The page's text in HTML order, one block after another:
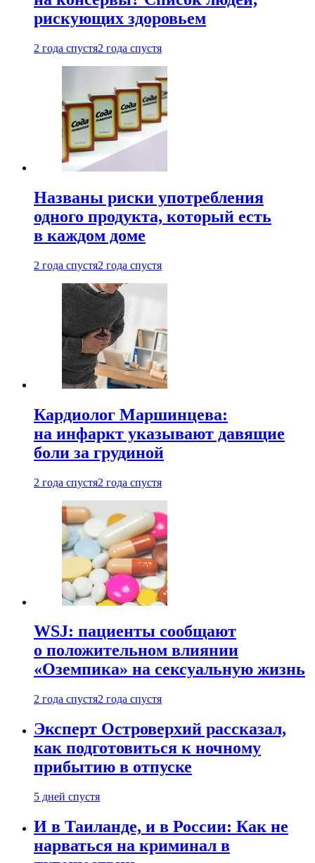
рискующих здоровьем
2 года спустя2 года спустя
Названы риски употребления
одного продукта, который есть
в каждом доме
2 года спустя2 года спустя
Кардиолог Маршинцева:
на инфаркт указывают давящие
боли за грудиной
2 года спустя2 года спустя
WSJ: пациенты сообщают
о положительном влиянии
«Оземпика» на сексуальную жизнь
2 года спустя2 года спустя
Эксперт Островерхий рассказал,
как подготовиться к ночному
прибытию в отпуске
5 дней спустя
И в Таиланде, и в России: Как не
нарваться на криминал в